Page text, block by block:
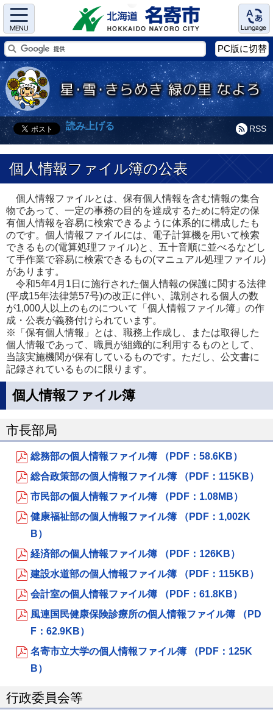
Menu Language
PC版に切替
RSS
読み上げる
個人情報ファイル簿の公表
個人情報ファイルとは、保有個人情報を含む情報の集合
物であって、一定の事務の目的を達成するために特定の保
有個人情報を容易に検索できるように体系的に構成したも
のです。個人情報ファイルには、電子計算機を用いて検索
できるもの(電算処理ファイル)と、五十音順に並べるなどし
て手作業で容易に検索できるもの(マニュアル処理ファイル)
があります。
令和5年4月1日に施行された個人情報の保護に関する法律
(平成15年法律第57号)の改正に伴い、識別される個人の数
が1,000人以上のものについて「個人情報ファイル簿」の作
成・公表が義務付けられています。
※「保有個人情報」とは、職務上作成し、または取得した
個人情報であって、職員が組織的に利用するものとして、
当該実施機関が保有しているものです。ただし、公文書に
記録されているものに限ります。
個人情報ファイル簿
市長部局
総務部の個人情報ファイル簿 （PDF：58.6KB）
総合政策部の個人情報ファイル簿 （PDF：115KB）
市民部の個人情報ファイル簿 （PDF：1.08MB）
健康福祉部の個人情報ファイル簿 （PDF：1,002K
B）
経済部の個人情報ファイル簿 （PDF：126KB）
建設水道部の個人情報ファイル簿 （PDF：115KB）
会計室の個人情報ファイル簿 （PDF：61.8KB）
風連国民健康保険診療所の個人情報ファイル簿 （PD
F：62.9KB）
名寄市立大学の個人情報ファイル簿 （PDF：125K
B）
行政委員会等